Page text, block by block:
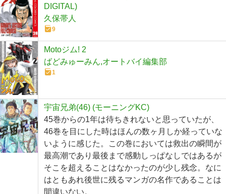
DIGITAL)
久保帯人
9
Motoジム! 2
ばどみゅーみん,オートバイ編集部
1
宇宙兄弟(46) (モーニングKC)
45巻からの1年は待ちきれないと思っていたが、
46巻を目にした時はほんの数ヶ月しか経っていな
いように感じた。この巻においては救出の瞬間が
最高潮であり最後まで感動しっぱなしではあるが
そこを超えることはなかったのが少し残念。なに
はともあれ後世に残るマンガの名作であることは
間違いない。